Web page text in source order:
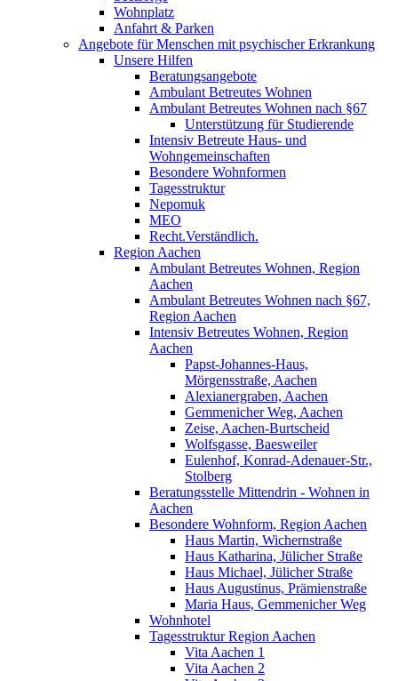
Wohnplatz
Anfahrt & Parken
Angebote für Menschen mit psychischer Erkrankung
Unsere Hilfen
Beratungsangebote
Ambulant Betreutes Wohnen
Ambulant Betreutes Wohnen nach §67
Unterstützung für Studierende
Intensiv Betreute Haus- und
Wohngemeinschaften
Besondere Wohnformen
Tagesstruktur
Nepomuk
MEO
Recht.Verständlich.
Region Aachen
Ambulant Betreutes Wohnen, Region
Aachen
Ambulant Betreutes Wohnen nach §67,
Region Aachen
Intensiv Betreutes Wohnen, Region
Aachen
Papst-Johannes-Haus,
Mörgensstraße, Aachen
Alexianergraben, Aachen
Gemmenicher Weg, Aachen
Zeise, Aachen-Burtscheid
Wolfsgasse, Baesweiler
Eulenhof, Konrad-Adenauer-Str.,
Stolberg
Beratungsstelle Mittendrin - Wohnen in
Aachen
Besondere Wohnform, Region Aachen
Haus Martin, Wichernstraße
Haus Katharina, Jülicher Straße
Haus Michael, Jülicher Straße
Haus Augustinus, Prämienstraße
Maria Haus, Gemmenicher Weg
Wohnhotel
Tagesstruktur Region Aachen
Vita Aachen 1
Vita Aachen 2